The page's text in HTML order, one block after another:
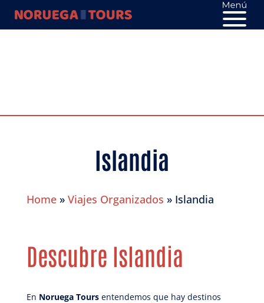
Islandia
Home» Viajes Organizados » Islandia
Descubre Islandia
En Noruega Toursentendemos que hay destinos